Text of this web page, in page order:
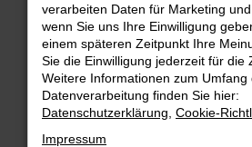
Beim Laden ist ein Fehler
Hier sind ein paar Tipps, die dir
Überprüfe deine Firewall
Internetverbindung.
Laden andere Webseiten, zum
Suchmaschine?
verarbeiten Daten für Marketing
wenn Sie uns Ihre Einwilligung
einem späteren Zeitpunkt Ihre
Sie die Einwilligung jederzeit für die
Weitere Informationen zum Umfang
Datenverarbeitung finden Sie hier:
Datenschutzerklärung Cookie-
Impressum